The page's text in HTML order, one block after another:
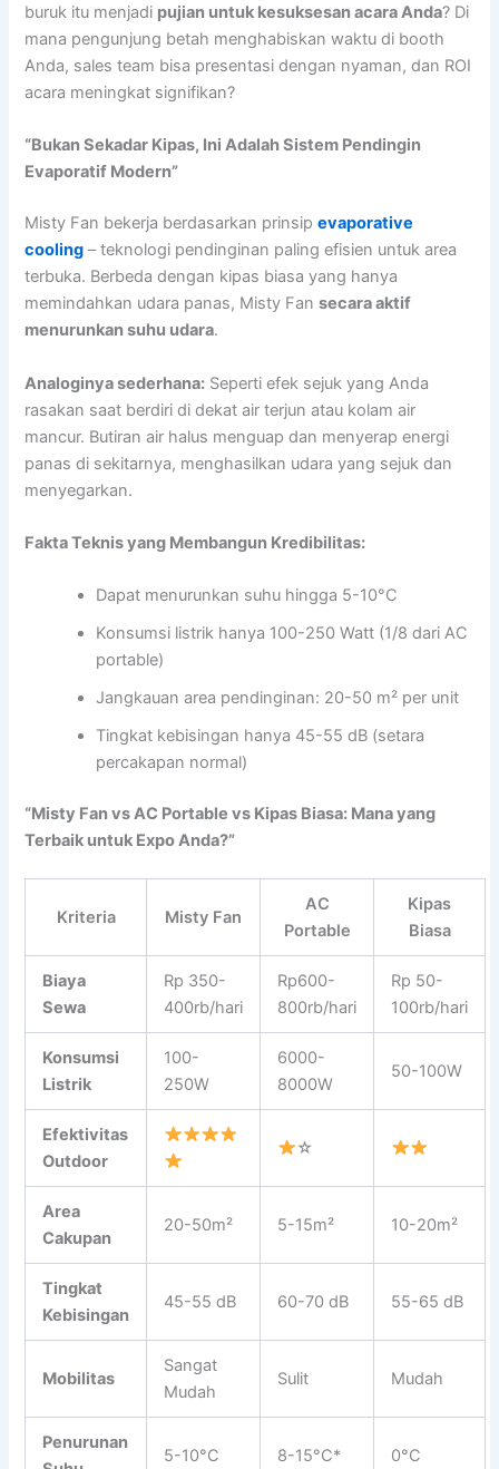
buruk itu menjadi pujian untuk kesuksesan acara Anda? Di
mana pengunjung betah menghabiskan waktu di booth
Anda, sales team bisa presentasi dengan nyaman, dan ROI
acara meningkat signifikan?
“Bukan Sekadar Kipas, Ini Adalah Sistem Pendingin
Evaporatif Modern”
Misty Fan bekerja berdasarkan prinsipevaporative
cooling – teknologi pendinginan paling efisien untuk area
terbuka. Berbeda dengan kipas biasa yang hanya
memindahkan udara panas, Misty Fansecara aktif
menurunkan suhu udara.
Analoginya sederhana: Seperti efek sejuk yang Anda
rasakan saat berdiri di dekat air terjun atau kolam air
mancur. Butiran air halus menguap dan menyerap energi
panas di sekitarnya, menghasilkan udara yang sejuk dan
menyegarkan.
Fakta Teknis yang Membangun Kredibilitas:
Dapat menurunkan suhu hingga 5-10°C
Konsumsi listrik hanya 100-250 Watt (1/8 dari AC
portable)
Jangkauan area pendinginan: 20-50 m² per unit
Tingkat kebisingan hanya 45-55 dB (setara
percakapan normal)
“Misty Fan vs AC Portable vs Kipas Biasa: Mana yang
Terbaik untuk Expo Anda?”
Kriteria Misty Fan
AC
Portable
Kipas
Biasa
Biaya
Sewa
Rp 350-
400rb/hari
Rp600-
800rb/hari
Rp 50-
100rb/hari
Konsumsi
Listrik
100-
250W
6000-
8000W
50-100W
Efektivitas
Outdoor
☆
Area
Cakupan
20-50m² 5-15m² 10-20m²
Tingkat
Kebisingan
45-55 dB 60-70 dB 55-65 dB
Mobilitas
Sangat
Mudah
Sulit Mudah
Penurunan
5-10°C 8-15°C* 0°C